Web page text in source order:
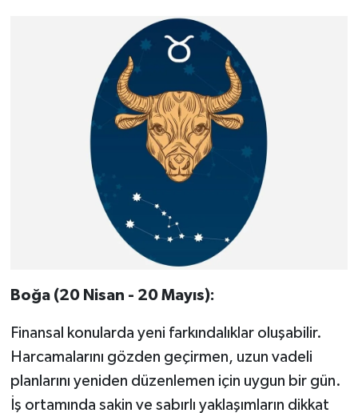
Boğa (20 Nisan - 20 Mayıs):
Finansal konularda yeni farkındalıklar oluşabilir.
Harcamalarını gözden geçirmen, uzun vadeli
planlarını yeniden düzenlemen için uygun bir gün.
İş ortamında sakin ve sabırlı yaklaşımların dikkat